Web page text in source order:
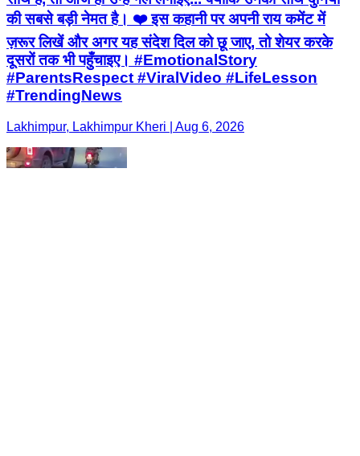
की सबसे बड़ी नेमत है। ❤️ इस कहानी पर अपनी राय कमेंट में
ज़रूर लिखें और अगर यह संदेश दिल को छू जाए, तो शेयर करके
दूसरों तक भी पहुँचाइए। #EmotionalStory
#ParentsRespect #ViralVideo #LifeLesson
#TrendingNews
Lakhimpur, Lakhimpur Kheri | Aug 6, 2026